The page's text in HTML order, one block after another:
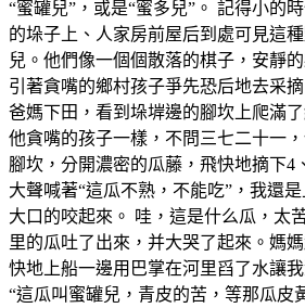
“蜜罐兒”，或是“蜜多兒”。 記得小的
的垛子上、人家房前屋后到處可見這
兒。他們像一個個散落的棋子，安靜
引著貪嘴的鄉村孩子爭先恐后地去采
爸媽下田，看到垛堓邊的腳坎上爬滿
他貪嘴的孩子一樣，不問三七二十一
腳坎，分開濃密的瓜藤，飛快地摘下4
大聲喊著“這瓜不熟，不能吃”，我還
大口的咬起來。 哇，這是什么瓜，太
里的瓜吐了出來，并大哭了起來。媽
快地上船一邊用巴掌在河里舀了水讓
“這瓜叫蜜罐兒，青皮的苦，等那瓜皮